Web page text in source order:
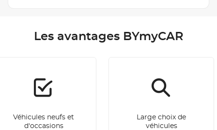
Les avantages BYmyCAR
Véhicules neufs et
d'occasions
Large choix de
véhicules